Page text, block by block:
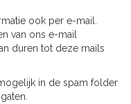
ook per e-mail.
van ons e-mail
duren tot deze mails
in de spam folder